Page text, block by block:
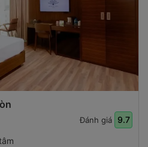
Đánh giá 9.7